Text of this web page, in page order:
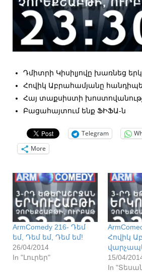
Դմիտրի Կիսիլյովը խառնեց
Հովիկ Աբրահամյանը
Հայ տաքսիստի
Բացահայտում ենք ՖԻՖԱ-ն
Telegram
More
ArmComedy 216- Դեմ
եմ, Դեմ եմ, Դեմ եմ!
26/04/2014
In "Լուրեր"
Հովիկ
15/04/
In